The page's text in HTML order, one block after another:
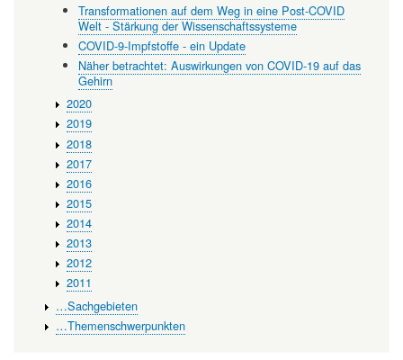
Transformationen auf dem Weg in eine Post-COVID
Welt - Stärkung der Wissenschaftssysteme
COVID-9-Impfstoffe - ein Update
Näher betrachtet: Auswirkungen von COVID-19 auf das
Gehirn
2020
2019
2018
2017
2016
2015
2014
2013
2012
2011
…Sachgebieten
…Themenschwerpunkten